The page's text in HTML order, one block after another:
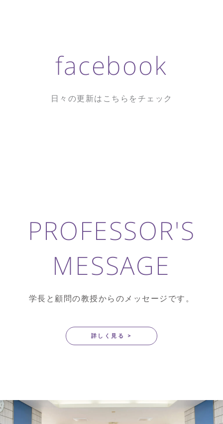
facebook
日々の更新はこちらをチェック
PROFESSOR'S
MESSAGE
学長と顧問の教授からのメッセージです。
詳しく見る >